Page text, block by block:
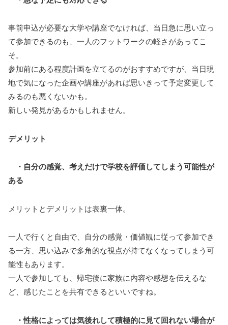
事前申込が必要な大学や講座でなければ、当日急に思い立っ
て参加できるのも、一人のフットワークの軽さがあってこ
そ。
参加前にある程度計画を立てるのがおすすめですが、当日現
地で気になった企画や講座があれば思いきって予定変更して
みるのも悪くないかも。
新しい発見があるかもしれません。
デメリット
・自分の感覚、考えだけで学校を評価してしまう可能性が
ある
メリットとデメリットは表裏一体。
一人で行くと自由で、自分の感覚・価値観に従って参加でき
る一方、思い込みで多角的な視点が持てなくなってしまう可
能性もあります。
一人で参加しても、帰宅後に家族に内容や感想を伝えるな
ど、感じたことを共有できるといいですね。
・性格によっては気後れして積極的に見て回れない場合が